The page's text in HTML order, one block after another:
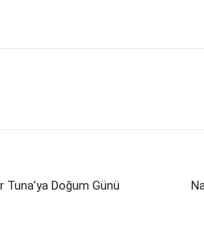
Tuna’ya Doğum Günü